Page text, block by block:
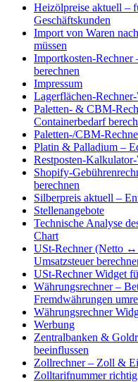
Heizölpreise aktuell –
Geschäftskunden
Import von Waren
müssen
Importkosten-
berechnen
Impressum
Lagerflächen-
Paletten- & CBM-
Containerbedarf
Paletten-/CBM-
Platin & Palladium –
Restposten-
Shopify-
berechnen
Silberpreis aktuell –
Stellenangebote
Technische Analyse
Chart
USt-Rechner (Netto
Umsatzsteuer
USt-Rechner Widget
Währungsrechner –
Fremdwährungen
Währungsrechner
Werbung
Zentralbanken &
beeinflussen
Zollrechner – Zoll &
Zolltarifnummer